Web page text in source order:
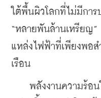
ใต้พื้นผิวโลกที่ไม่มีกา
“หลายพันล้านเหรียญ
แหล่งไฟฟ้าที่เพียงพอ
เรือน
พลังงานความร้อน